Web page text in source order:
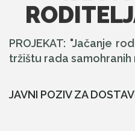
PROJEKAT: "Jačanje
tržištu rada
JAVNI POZIV ZA